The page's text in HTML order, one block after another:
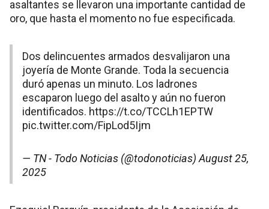
asaltantes se llevaron una importante cantidad de
oro, que hasta el momento no fue especificada.
Dos delincuentes armados desvalijaron una
joyería de Monte Grande. Toda la secuencia
duró apenas un minuto. Los ladrones
escaparon luego del asalto y aún no fueron
identificados. https://t.co/TCCLh1EPTW
pic.twitter.com/FipLod5Ijm
— TN - Todo Noticias (@todonoticias)August 25,
2025